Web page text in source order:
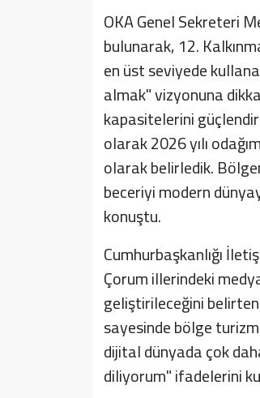
OKA Genel Sekreteri
bulunarak, 12.
en üst seviyede
almak" vizyonuna
kapasitelerini
olarak 2026 yılı
olarak belirledik.
beceriyi modern
konuştu.
Cumhurbaşkanlığı
Çorum illerindeki
geliştirileceğini
sayesinde bölge
dijital dünyada çok
diliyorum" ifadelerini